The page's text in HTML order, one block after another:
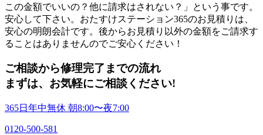
この金額でいいの？他に請求はされない？」という事です。
安心して下さい。おたすけステーション365のお見積りは、
安心の明朗会計です。 後からお見積り以外の金額をご請求す
ることはありませんのでご安心ください！
ご相談から修理完了までの流れ
まずは、お気軽にご相談ください!
365日年中無休 朝8:00〜夜7:00
0120-500-581